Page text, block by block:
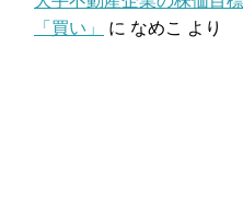
「買い」
に なめこ より